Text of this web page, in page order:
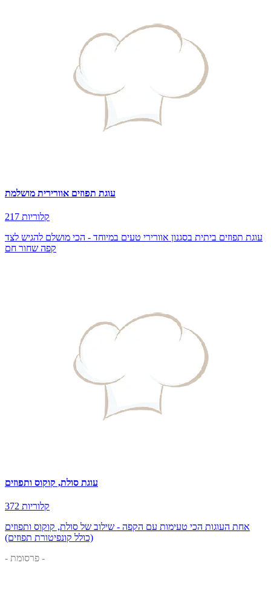
עוגת תפוזים אוורירית מושלמת
217 קלוריות
עוגת תפוזים ביתית בסגנון אוורירי טעים במיוחד - הכי מושלם להגיש לצד
קפה שחור חם
עוגת סולת, קוקוס ותפוזים
372 קלוריות
אחת העוגות הכי טעימות עם הקפה - שילוב של סולת, קוקוס ותפוזים
(כולל קונפיטורת תפוזים)
- פרסומת -